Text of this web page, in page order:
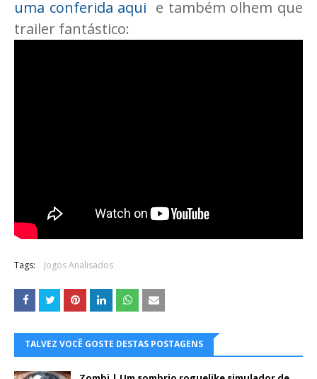
uma conferida aqui e também olhem que
trailer fantástico:
Tags: Jogos Analisados
TALVEZ VOCÊ GOSTE DESTAS POSTAGENS